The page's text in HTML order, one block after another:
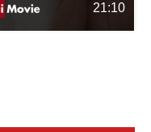
21:10